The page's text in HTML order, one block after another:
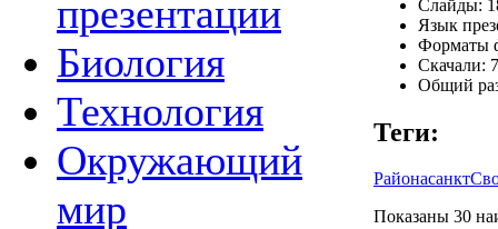
презентации
Биология
Технология
Окружающий
мир
Слайды:
Язык
Форматы
Скачали:
Общий
Теги:
Районасанкт
Показаны 30